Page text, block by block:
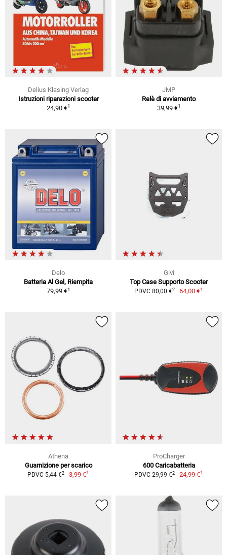
Delius Klasing Verlag
Istruzioni riparazioni scooter
24,90 €1
JMP
Relè di avviamento
39,99 €1
Delo
Batteria Al Gel, Riempita
79,99 €1
Givi
Top Case Supporto Scooter
PDVC 80,00 €2 64,00 €1
Athena
Guarnizione per scarico
PDVC 5,44 €2 3,99 €1
ProCharger
600 Caricabatteria
PDVC 29,99 €2 24,99 €1